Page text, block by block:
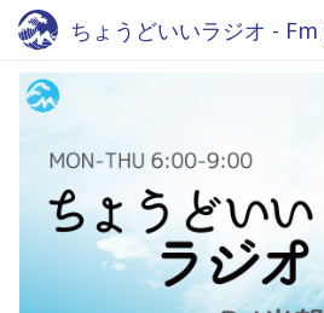
ちょうどいいラジオ -